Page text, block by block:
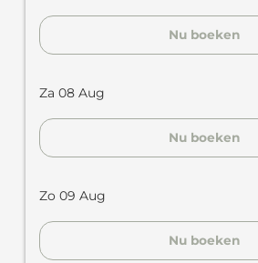
Nu boeken
Za 08 Aug
Nu boeken
Zo 09 Aug
Nu boeken